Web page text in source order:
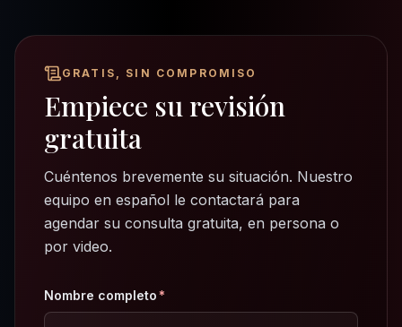
GRATIS, SIN COMPROMISO
Empiece su revisión
gratuita
Cuéntenos brevemente su situación. Nuestro
equipo en español le contactará para
agendar su consulta gratuita, en persona o
por video.
Nombre completo*